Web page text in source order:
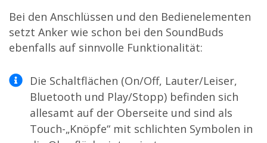
Bei den Anschlüssen und den Bedienelementen
setzt Anker wie schon bei den SoundBuds
ebenfalls auf sinnvolle Funktionalität:
Die Schaltflächen (On/Off, Lauter/Leiser,
Bluetooth und Play/Stopp) befinden sich
allesamt auf der Oberseite und sind als
Touch-„Knöpfe“ mit schlichten Symbolen in